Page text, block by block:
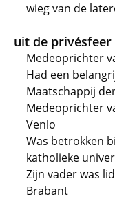
wieg van de
uit de privésfeer
Medeoprichter
Had een
Maatschappij
Medeoprichter
Venlo
Was betrokken
katholieke
Zijn vader was
Brabant